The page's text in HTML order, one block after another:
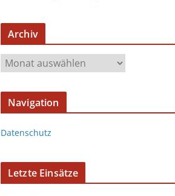
Archiv
Navigation
Datenschutz
Letzte Einsätze